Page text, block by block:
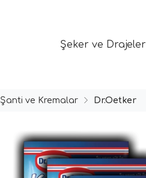
Şeker ve Drajeler
Şanti ve Kremalar Dr.Oetker